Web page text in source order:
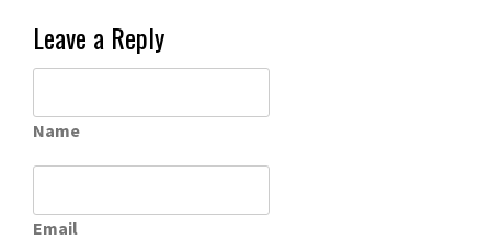
Leave a Reply
Name
Email